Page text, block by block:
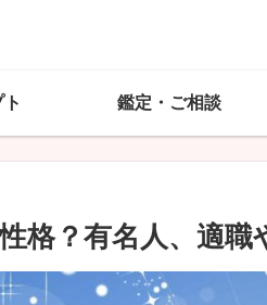
鑑定・ご相談
格？有名人、適職